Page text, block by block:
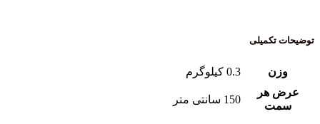
توضیحات تکمیلی
وزن
0.3 کیلوگرم
عرض هر
سمت
150 سانتی متر